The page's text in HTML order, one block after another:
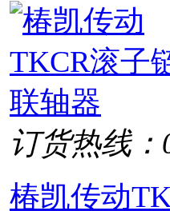
订货热线：
椿凯传动